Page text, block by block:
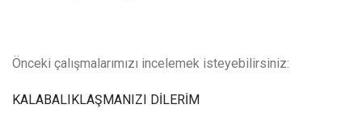
Önceki çalışmalarımızı incelemek isteyebilirsiniz:
KALABALIKLAŞMANIZI DİLERİM